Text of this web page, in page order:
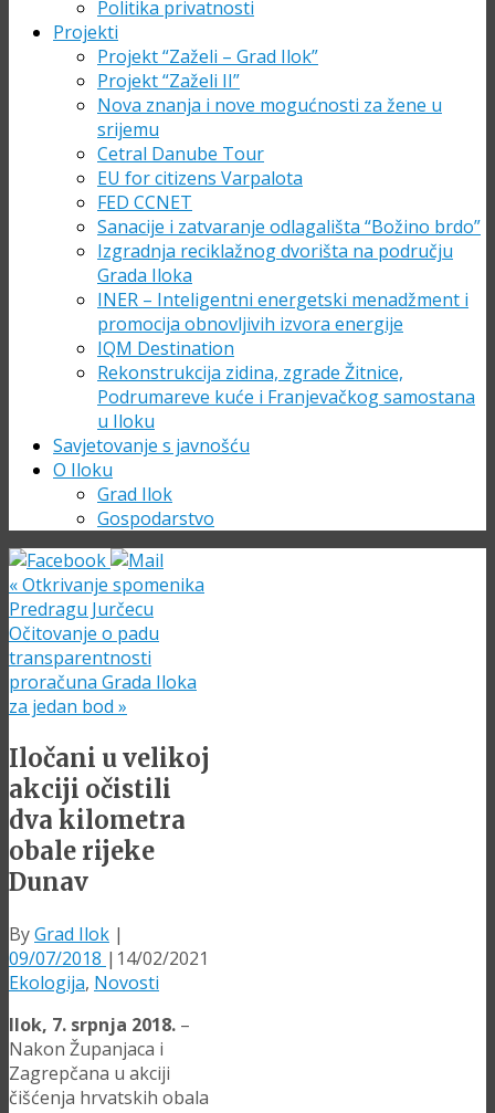
Politika privatnosti
Projekti
Projekt “Zaželi – Grad Ilok”
Projekt “Zaželi II”
Nova znanja i nove mogućnosti za žene u
srijemu
Cetral Danube Tour
EU for citizens Varpalota
FED CCNET
Sanacije i zatvaranje odlagališta “Božino brdo”
Izgradnja reciklažnog dvorišta na području
Grada Iloka
INER – Inteligentni energetski menadžment i
promocija obnovljivih izvora energije
IQM Destination
Rekonstrukcija zidina, zgrade Žitnice,
Podrumareve kuće i Franjevačkog samostana
u Iloku
Savjetovanje s javnošću
O Iloku
Grad Ilok
Gospodarstvo
«Otkrivanje spomenika
Predragu Jurčecu
Očitovanje o padu
transparentnosti
proračuna Grada Iloka
za jedan bod »
Iločani u velikoj
akciji očistili
dva kilometra
obale rijeke
Dunav
ByGrad Ilok |
09/07/2018 | 14/02/2021
Ekologija, Novosti
Ilok, 7. srpnja 2018. –
Nakon Županjaca i
Zagrepčana u akciji
čišćenja hrvatskih obala